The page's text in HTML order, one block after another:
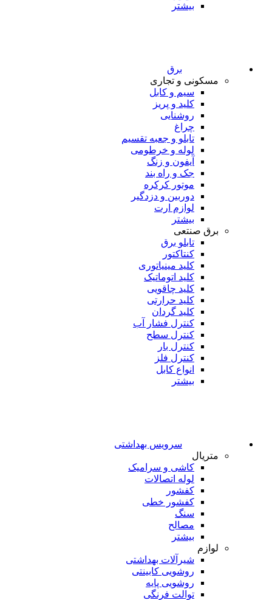
بیشتر
برق
مسکونی و تجاری
سیم و کابل
کلید و پریز
روشنایی
چراغ
تابلو و جعبه تقسیم
لوله و خرطومی
آیفون و زنگ
جک و راه بند
موتور کرکره
دوربین و دزدگیر
لوازم ارت
بیشتر
برق صنتعی
تابلو برق
کنتاکتور
کلید مینیاتوری
کلید اتوماتیک
کلید چاقویی
کلید حرارتی
کلید گردان
کنترل فشار آب
کنترل سطح
کنترل بار
کنترل فلز
انواع کابل
بیشتر
سرویس بهداشتی
متریال
کاشی و سرامیک
لوله اتصالات
کفشور
کفشور خطی
سنگ
مصالح
بیشتر
لوازم
شیرآلات بهداشتی
روشویی کابینتی
روشویی پایه
توالت فرنگی